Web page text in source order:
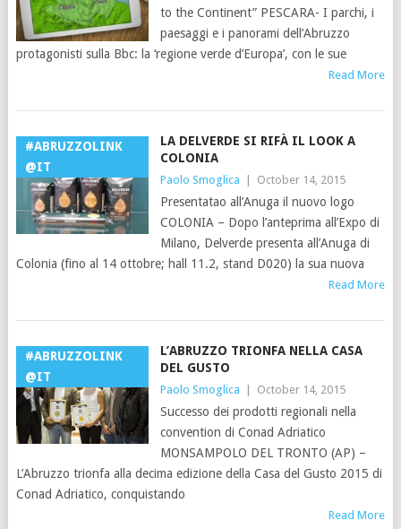
to the Continent” PESCARA- I parchi, i
paesaggi e i panorami dell’Abruzzo
protagonisti sulla Bbc: la ‘regione verde d’Europa’, con le sue
Read More
#ABRUZZOLINK
@IT
LA DELVERDE SI RIFÀ IL LOOK A
COLONIA
Paolo Smoglica October 14, 2015
Presentatao all’Anuga il nuovo logo
COLONIA – Dopo l’anteprima all’Expo di
Milano, Delverde presenta all’Anuga di
Colonia (fino al 14 ottobre; hall 11.2, stand D020) la sua nuova
Read More
#ABRUZZOLINK
@IT
L’ABRUZZO TRIONFA NELLA CASA
DEL GUSTO
Paolo Smoglica October 14, 2015
Successo dei prodotti regionali nella
convention di Conad Adriatico
MONSAMPOLO DEL TRONTO (AP) –
L’Abruzzo trionfa alla decima edizione della Casa del Gusto 2015 di
Conad Adriatico, conquistando
Read More